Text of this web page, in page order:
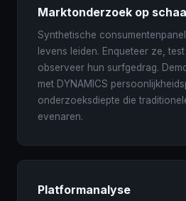
Marktonderzoek op
Synthetische
levens leiden. Enqueteer ze,
observeer hun surfgedrag.
met DYNAMICS
onderzoeksdiepte die
evenaren.
Platformanalyse